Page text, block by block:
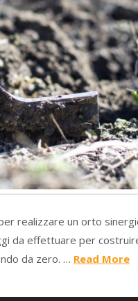
realizzare un orto
da effettuare per
da zero. … Read More